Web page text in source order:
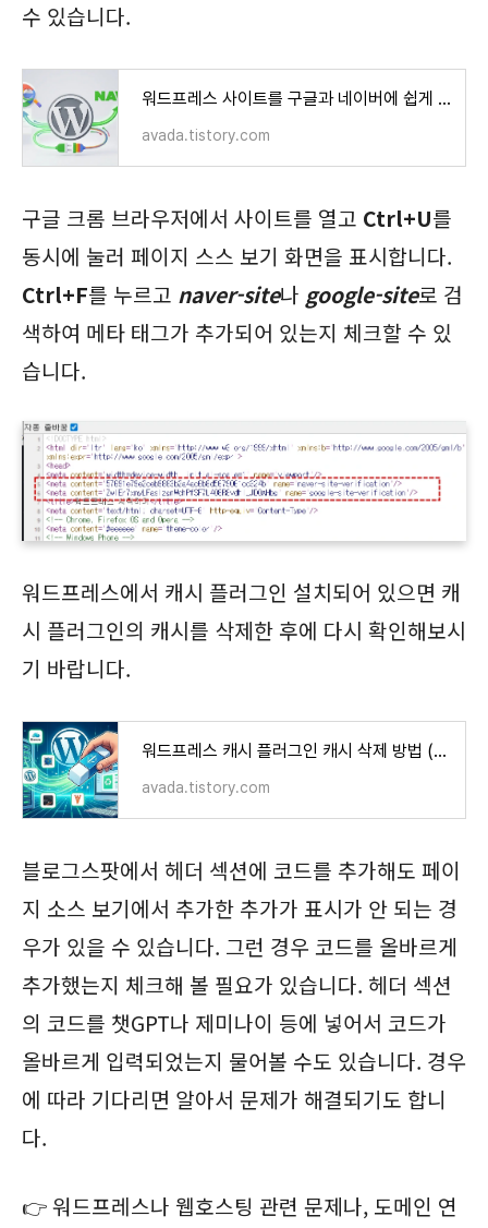
수 있습니다.
워드프레스 사이트를 구글과 네이버에 쉽게 등록하는 방법
avada.tistory.com
구글 크롬 브라우저에서 사이트를 열고 Ctrl+U를
동시에 눌러 페이지 스스 보기 화면을 표시합니다.
Ctrl+F를 누르고 naver-site나 google-site로 검
색하여 메타 태그가 추가되어 있는지 체크할 수 있
습니다.
워드프레스에서 캐시 플러그인 설치되어 있으면 캐
시 플러그인의 캐시를 삭제한 후에 다시 확인해보시
기 바랍니다.
워드프레스 캐시 플러그인 캐시 삭제 방법 (Breeze, LiteSpeed Cache, WP Super Cache, WP Rocket 등)
avada.tistory.com
블로그스팟에서 헤더 섹션에 코드를 추가해도 페이
지 소스 보기에서 추가한 추가가 표시가 안 되는 경
우가 있을 수 있습니다. 그런 경우 코드를 올바르게
추가했는지 체크해 볼 필요가 있습니다. 헤더 섹션
의 코드를 챗GPT나 제미나이 등에 넣어서 코드가
올바르게 입력되었는지 물어볼 수도 있습니다. 경우
에 따라 기다리면 알아서 문제가 해결되기도 합니
다.
👉 워드프레스나 웹호스팅 관련 문제나, 도메인 연